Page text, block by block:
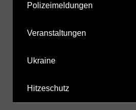
Polizeimeldungen
Veranstaltungen
Ukraine
Hitzeschutz